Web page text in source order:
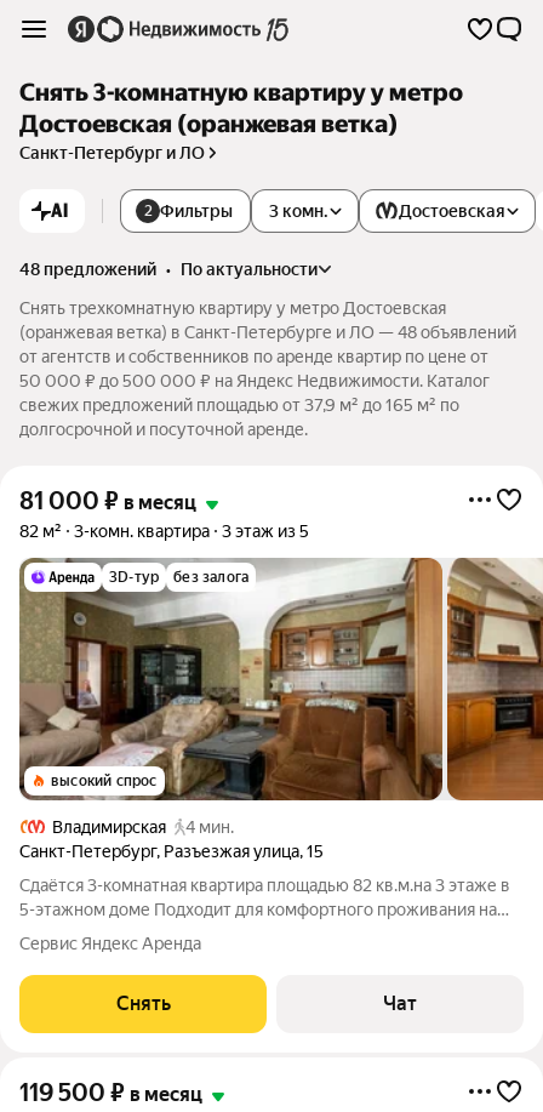
Снять 3-комнатную квартиру у метро
Достоевская (оранжевая ветка)
Санкт-Петербург и ЛО
AI 2 Фильтры 3 комн. Достоевская
48 предложений •
по актуальности
Снять трехкомнатную квартиру у метро Достоевская
(оранжевая ветка) в Санкт-Петербурге и ЛО — 48 объявлений
от агентств и собственников по аренде квартир по цене от
50 000 ₽ до 500 000 ₽ на Яндекс Недвижимости. Каталог
свежих предложений площадью от 37,9 м² до 165 м² по
долгосрочной и посуточной аренде.
81 000 ₽ в месяц
82 м² 3-комн. квартира 3 этаж из 5
3D-тур без залога
высокий спрос
Владимирская
4 мин.
Санкт-Петербург, Разъезжая улица,15
Сдаётся 3-комнатная квартира площадью 82 кв.м.на 3 этаже в
5-этажном доме Подходит для комфортного проживания на
длительный срок. Подробно ознакомиться с обустройством
можно по фото. Из окон открывается вид на развитый район. В
квартире выполнен
Сервис Яндекс Аренда
Снять Чат
119 500 ₽ в месяц